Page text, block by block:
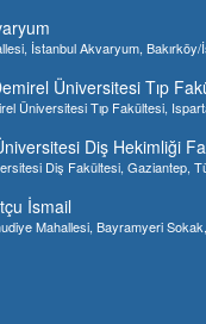
İstanbul Akvaryum,
Üniversitesi Tıp
Üniversitesi Tıp Fakültesi,
Diş Hekimliği
Diş Fakültesi, Gaziantep,
İsmail
Mahallesi, Bayramyeri